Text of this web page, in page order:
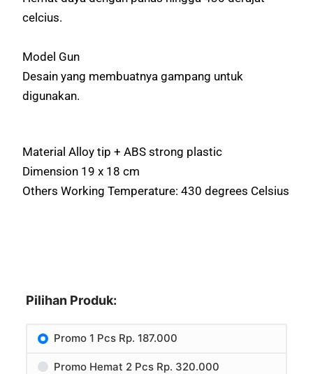
celcius.
Model Gun
Desain yang membuatnya gampang untuk
digunakan.
Material Alloy tip + ABS strong plastic
Dimension 19 x 18 cm
Others Working Temperature: 430 degrees Celsius
Pilihan Produk:
Promo 1 Pcs Rp. 187.000
Promo Hemat 2 Pcs Rp. 320.000